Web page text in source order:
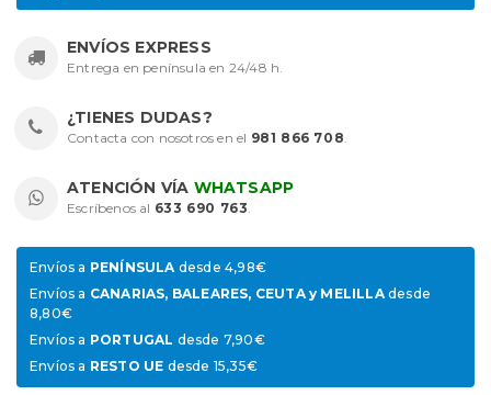
ENVÍOS EXPRESS
Entrega en península en 24/48 h.
¿TIENES DUDAS?
Contacta con nosotros en el 981 866 708.
ATENCIÓN VÍA WHATSAPP
Escríbenos al 633 690 763.
Envíos a PENÍNSULAdesde 4,98€
Envíos a CANARIAS, BALEARES, CEUTA y MELILLAdesde
8,80€
Envíos a PORTUGAL desde 7,90€
Envíos a RESTO UE desde 15,35€